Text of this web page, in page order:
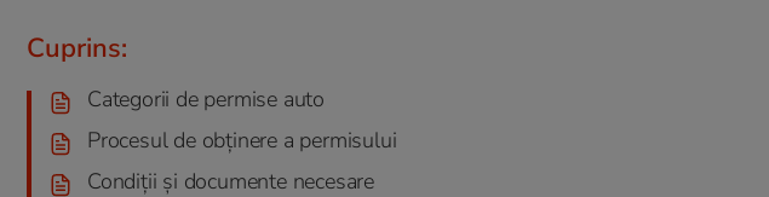
Cuprins:
Categorii de permise auto
Procesul de obținere a permisului
Condiții și documente necesare